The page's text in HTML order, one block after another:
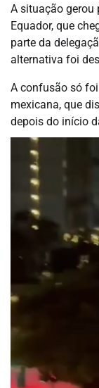
A situação gerou
Equador, que
parte da
alternativa foi
A confusão só
mexicana, que
depois do início
Tocador
vídeo